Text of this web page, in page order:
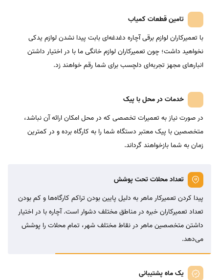
تامین قطعات کمیاب
با تعمیرکاران لوازم برقی آچاره دغدغه‌ای بابت پیدا نشدن لوازم یدکی
نخواهید داشت؛ چون تعمیرکاران لوازم خانگی ما با در اختیار داشتن
انبارهای مجهز تجربه‌ای دلچسب برای شما رقم خواهند زد.
خدمات در محل با پیک
در صورت نیاز به تعمیرات تخصصی که در محل امکان ارائه آن نباشد،
متخصصین با پیک معتبر دستگاه شما را به کارگاه برده و در کمترین
زمان به شما بازخواهند گرداند.
تعداد محلات تحت پوشش
پیدا کردن تعمیرکار ماهر به دلیل پایین بودن تراکم کارگاه‌ها و کم بودن
تعداد تعمیرکاران خبره در مناطق مختلف دشوار است. آچاره با در اختیار
داشتن متخصصین ماهر در نقاط مختلف شهر، تمام محلات را پوشش
می‌دهد.
یک ماه پشتیبانی